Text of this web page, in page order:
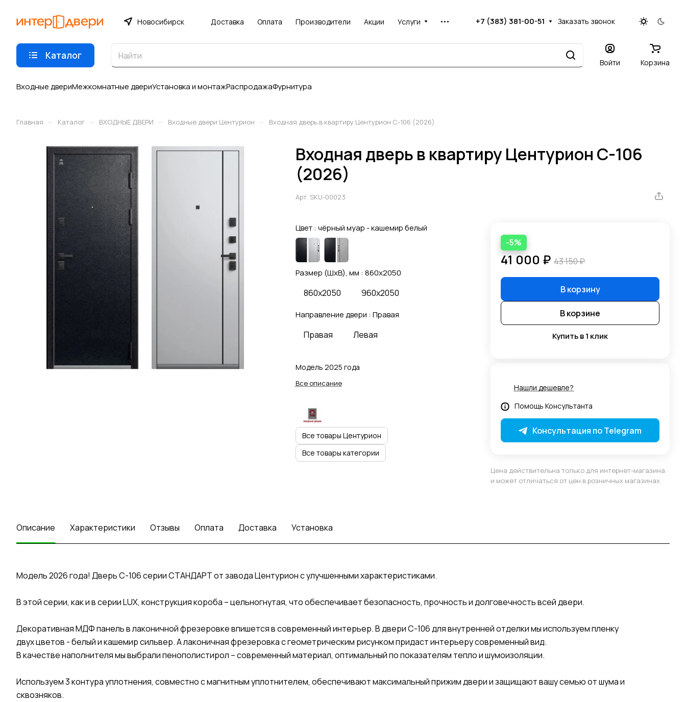
Новосибирск Доставка Оплата Производители Акции Услуги +7 (383) 381-00-51 Заказать звонок
Каталог
Войти Корзина
Входные двериМежкомнатные двериУстановка и монтажРаспродажаФурнитура
Главная – Каталог – ВХОДНЫЕ ДВЕРИ – Входные двери Центурион – Входная дверь в квартиру Центурион C-106 (2026)
Входная дверь в квартиру Центурион C-106
(2026)
Арт. SKU-00023
Цвет : чёрный муар - кашемир белый
Размер (ШхВ), мм : 860x2050
860x2050 960x2050
Направление двери : Правая
Правая Левая
Модель 2025 года
Все описание
Все товары Центурион
Все товары категории
-5%
41 000 ₽ 43 150 ₽
В корзину
В корзине
Купить в 1 клик
Нашли дешевле?
Помощь Консультанта
Консультация по Telegram
Цена действительна только для интернет-магазина
и может отличаться от цен в розничных магазинах
Описание Характеристики Отзывы Оплата Доставка Установка
Модель 2026 года! Дверь C-106 серии СТАНДАРТ от завода Центурион с улучшенными характеристиками.
В этой серии, как и в серии LUX, конструкция короба – цельногнутая, что обеспечивает безопасность, прочность и долговечность всей двери.
Декоративная МДФ панель в лаконичной фрезеровке впишется в современный интерьер. В двери С-106 для внутренней отделки мы используем пленку
двух цветов - белый и кашемир сильвер. А лаконичная фрезеровка с геометрическим рисунком придаст интерьеру современный вид.
В качестве наполнителя мы выбрали пенополистирол – современный материал, оптимальный по показателям тепло и шумоизоляции.
Используем 3 контура уплотнения, совместно с магнитным уплотнителем, обеспечивают максимальный прижим двери и защищают вашу семью от шума и
сквозняков.